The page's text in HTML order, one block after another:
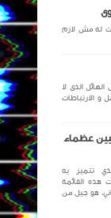
له مش لازم
الذى لا
و الارتباطات
عظماء
تتميز به
هذه القائمة
هو جيل من